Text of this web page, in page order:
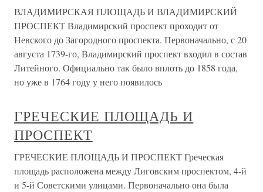
ВЛАДИМИРСКАЯ ПЛОЩАДЬ И ВЛАДИМИРСКИЙ
ПРОСПЕКТ Владимирский проспект проходит от
Невского до Загородного проспекта. Первоначально, с 20
августа 1739-го, Владимирский проспект входил в состав
Литейного. Официально так было вплоть до 1858 года,
но уже в 1764 году у него появилось
ГРЕЧЕСКИЕ ПЛОЩАДЬ И
ПРОСПЕКТ
ГРЕЧЕСКИЕ ПЛОЩАДЬ И ПРОСПЕКТ Греческая
площадь расположена между Лиговским проспектом, 4-й
и 5-й Советскими улицами. Первоначально она была